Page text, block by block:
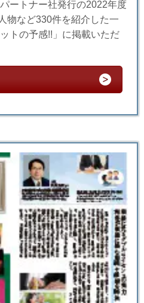
ートナー社発行の2022年度
物など330件を紹介した一
トの予感!!」に掲載いただ